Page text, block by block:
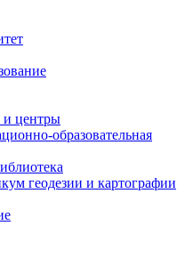
и центры
образовательная
геодезии и картографии